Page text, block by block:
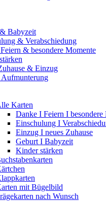
Babyzeit
& Verabschiedung
& besondere Momente
& Einzug
Karten
Danke I Feiern I besondere
Einschulung I
Einzug I neues Zuhause
Geburt I Babyzeit
Kinder stärken
mit Bügelbild
nach Wunsch